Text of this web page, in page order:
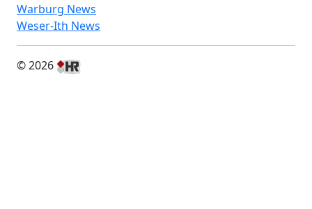
Warburg News
Weser-Ith News
© 2026